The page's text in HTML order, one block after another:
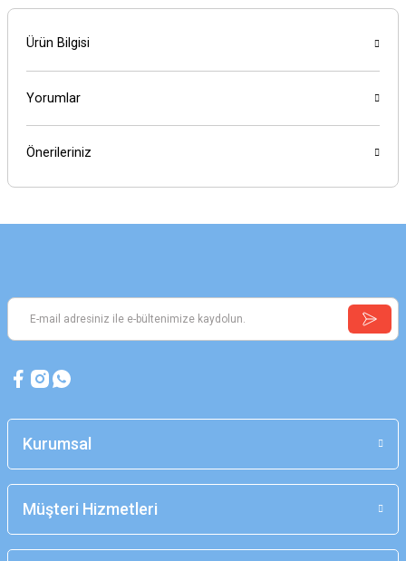
Ürün Bilgisi
Yorumlar
Önerileriniz
Kurumsal
Müşteri Hizmetleri